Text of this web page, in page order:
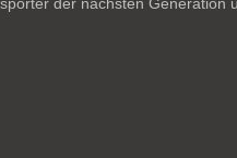
der nächsten Generation